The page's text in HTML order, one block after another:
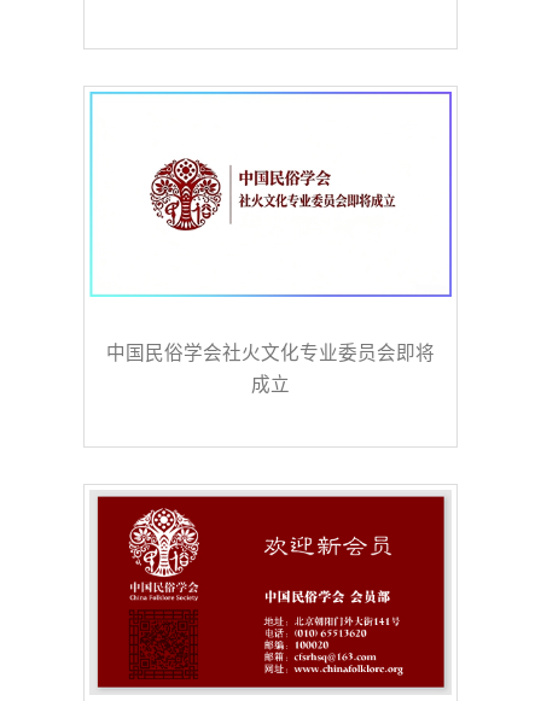
中国民俗学会社火文化专业委员会即将
成立